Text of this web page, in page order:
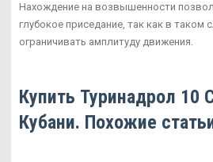
Нахождение на возвышенности
глубокое приседание, так как в таком
ограничивать амплитуду движения.
Купить Туринадрол 10
Кубани. Похожие